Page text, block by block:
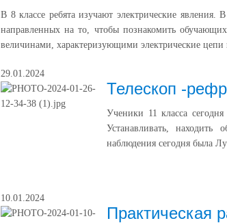
В 8 классе ребята изучают электрические явления.
направленных на то, чтобы познакомить
величинами, характеризующими электрические
29.01.2024
Телескоп -
Ученики 11 класса сегодня
Устанавливать,
наблюдения сегодня была
10.01.2024
Практическая